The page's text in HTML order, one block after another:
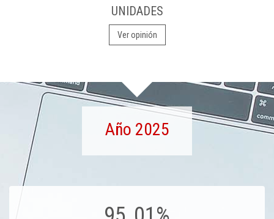
UNIDADES
Ver opinión
Año 2025